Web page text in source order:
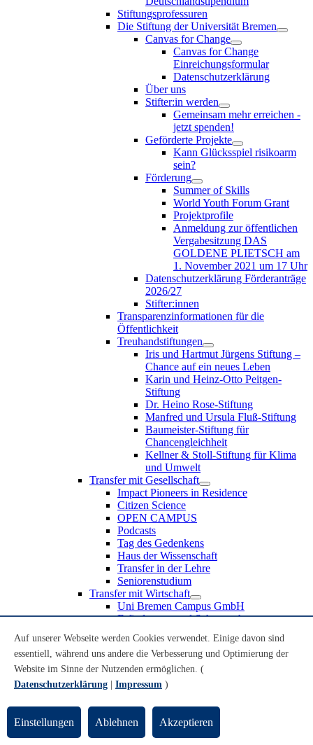
Stiftungsprofessuren
Die Stiftung der Universität Bremen
Canvas for Change
Canvas for Change
Einreichungsformular
Datenschutzerklärung
Über uns
Stifter:in werden
Gemeinsam mehr erreichen -
jetzt spenden!
Geförderte Projekte
Kann Glücksspiel risikoarm
sein?
Förderung
Summer of Skills
World Youth Forum Grant
Projektprofile
Anmeldung zur öffentlichen
Vergabesitzung DAS
GOLDENE PLIETSCH am
1. November 2021 um 17 Uhr
Datenschutzerklärung Förderanträge
2026/27
Stifter:innen
Transparenzinformationen für die
Öffentlichkeit
Treuhandstiftungen
Iris und Hartmut Jürgens Stiftung –
Chance auf ein neues Leben
Karin und Heinz-Otto Peitgen-
Stiftung
Dr. Heino Rose-Stiftung
Manfred und Ursula Fluß-Stiftung
Baumeister-Stiftung für
Chancengleichheit
Kellner & Stoll-Stiftung für Klima
und Umwelt
Transfer mit Gesellschaft
Impact Pioneers in Residence
Citizen Science
OPEN CAMPUS
Podcasts
Tag des Gedenkens
Haus der Wissenschaft
Transfer in der Lehre
Seniorenstudium
Transfer mit Wirtschaft
Uni Bremen Campus GmbH
Erfindungen und Schutzrechte
Recruiting an der Universität Bremen
Weiterbildung an der Universität Bremen
Transfer mit Schule
Schülerinnen und Schüler
Schulklassen
Lehrkräfte
Gründungsunterstützung
Auf unserer Webseite werden Cookies verwendet. Einige davon sind
essentiell, während uns andere die Verbesserung und Optimierung der
Website im Sinne der Nutzenden ermöglichen. (
Datenschutzerklärung
Impressum )
Einstellungen Ablehnen Akzeptieren